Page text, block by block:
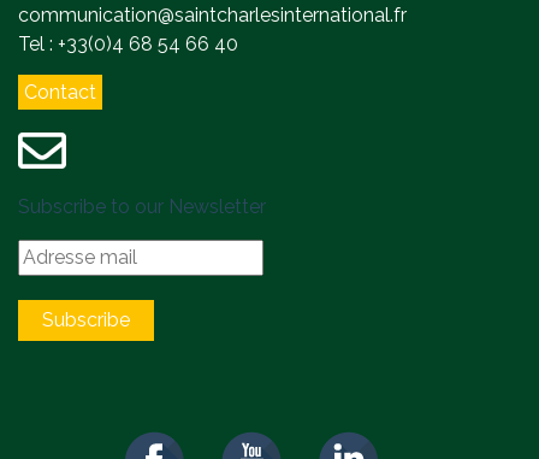
communication@saintcharlesinternational.fr
Tel : +33(0)4 68 54 66 40
Contact
Subscribe to our Newsletter
Subscribe